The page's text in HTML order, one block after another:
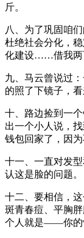
斤。
八、为了巩固咱
杜绝社会分化，
化建设……借我两
九、马云曾说过
的照了下镜子，
十、路边捡到一
出一个小人说，
钱包回家了，因为
十一、一直对发
认这是脸的问题。
十二、要相信，
斑青春痘、平胸
个人就是——你的